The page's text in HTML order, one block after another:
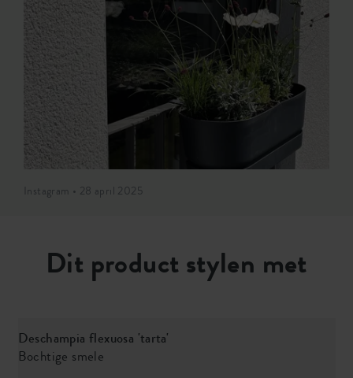
Instagram • 28 april 2025
Dit product stylen met
Deschampia flexuosa 'tarta'
Bochtige smele